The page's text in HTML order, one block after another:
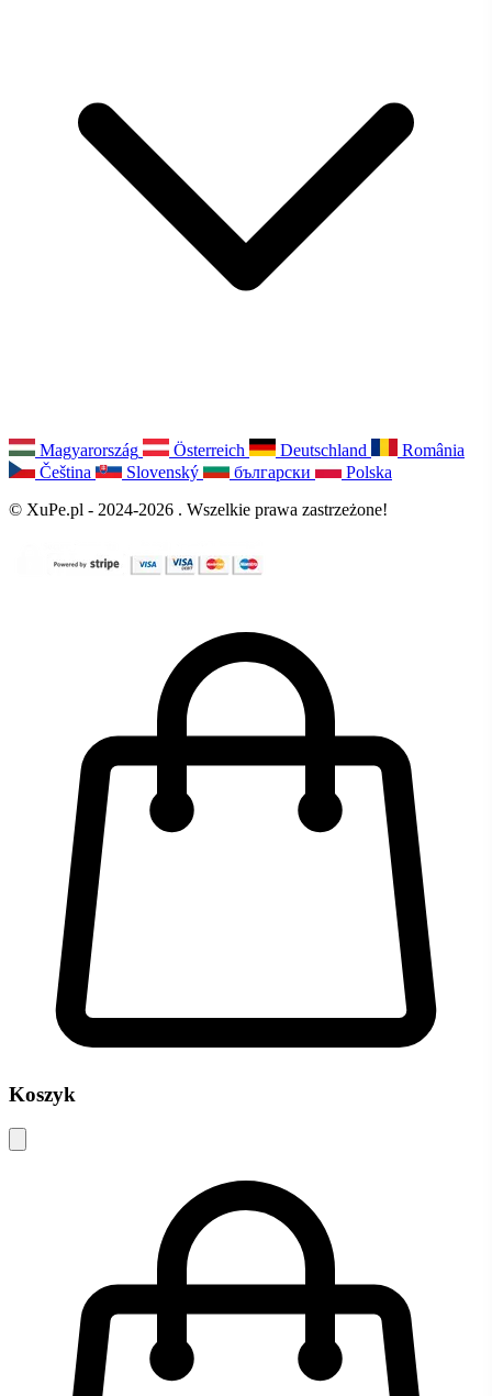
Magyarország Österreich Deutschland
România
Čeština
Slovenský български
Polska
© XuPe.pl - 2024-2026 . Wszelkie prawa zastrzeżone!
Koszyk